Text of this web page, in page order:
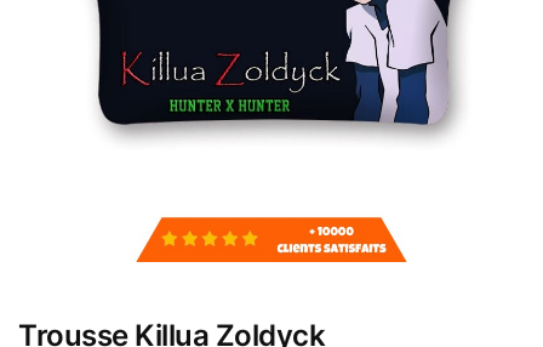
Trousse Killua Zoldyck